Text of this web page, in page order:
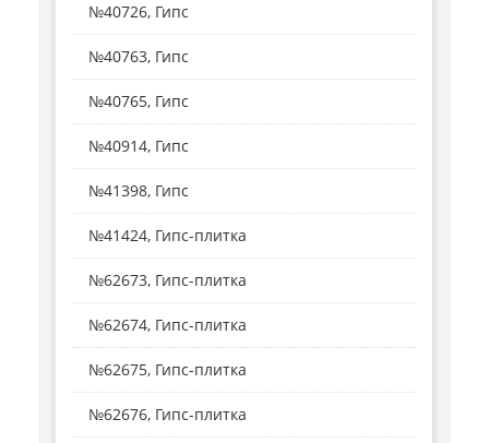
№40726, Гипс
№40763, Гипс
№40765, Гипс
№40914, Гипс
№41398, Гипс
№41424, Гипс-плитка
№62673, Гипс-плитка
№62674, Гипс-плитка
№62675, Гипс-плитка
№62676, Гипс-плитка